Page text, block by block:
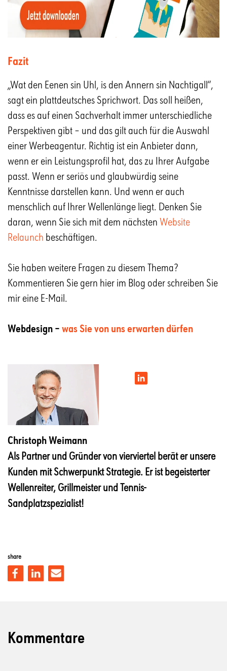
Fazit
„Wat den Eenen sin Uhl, is den Annern sin Nachtigall“,
sagt ein plattdeutsches Sprichwort. Das soll heißen,
dass es auf einen Sachverhalt immer unterschiedliche
Perspektiven gibt – und das gilt auch für die Auswahl
einer Werbeagentur. Richtig ist ein Anbieter dann,
wenn er ein Leistungsprofil hat, das zu Ihrer Aufgabe
passt. Wenn er seriös und glaubwürdig seine
Kenntnisse darstellen kann. Und wenn er auch
menschlich auf Ihrer Wellenlänge liegt. Denken Sie
daran, wenn Sie sich mit dem nächsten Website
Relaunch beschäftigen.
Sie haben weitere Fragen zu diesem Thema?
Kommentieren Sie gern hier im Blog oder schreiben Sie
mir eine E-Mail.
Webdesign – was Sie von uns erwarten dürfen
Christoph Weimann
Als Partner und Gründer von vierviertel berät er unsere
Kunden mit Schwerpunkt Strategie. Er ist begeisterter
Wellenreiter, Grillmeister und Tennis-
Sandplatzspezialist!
share
Kommentare